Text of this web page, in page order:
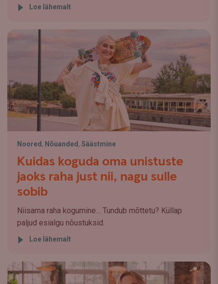
Loe lähemalt
Noored , Nõuanded , Säästmine
Kuidas koguda oma unistuste
jaoks raha just nii, nagu sulle
sobib
Niisama raha kogumine… Tundub mõttetu? Küllap
paljud esialgu nõustuksid.
Loe lähemalt